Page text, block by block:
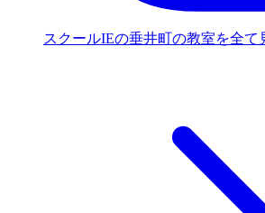
スクールIEの垂井町の教室を全て